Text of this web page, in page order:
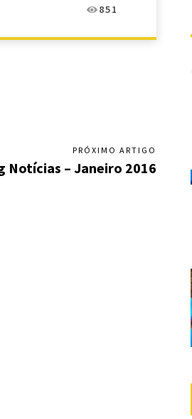
851
PRÓXIMO ARTIGO
Notícias – Janeiro 2016